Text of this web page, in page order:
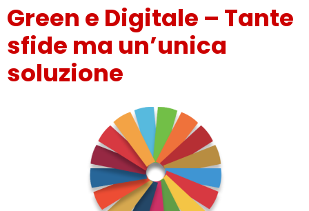
Green e Digitale – Tante
sfide ma un’unica
soluzione